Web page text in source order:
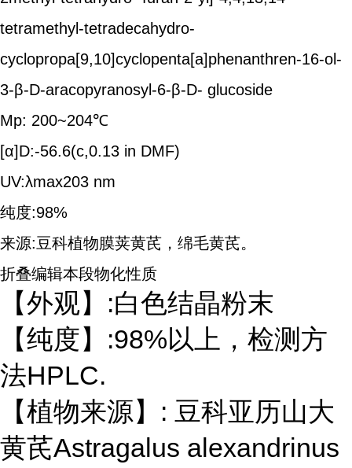
tetramethyl-tetradecahydro-
cyclopropa[9,10]cyclopenta[a]phenanthren-16-ol-
3-β-D-aracopyranosyl-6-β-D- glucoside
Mp: 200~204℃
[α]D:-56.6(c,0.13 in DMF)
UV:λmax203 nm
纯度:98%
来源:豆科植物膜荚黄芪，绵毛黄芪。
折叠编辑本段物化性质
【外观】:白色结晶粉末
【纯度】:98%以上，检测方
法HPLC.
【植物来源】: 豆科亚历山大
黄芪Astragalus alexandrinus